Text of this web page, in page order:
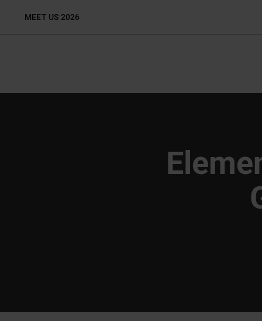
MEET US 2026